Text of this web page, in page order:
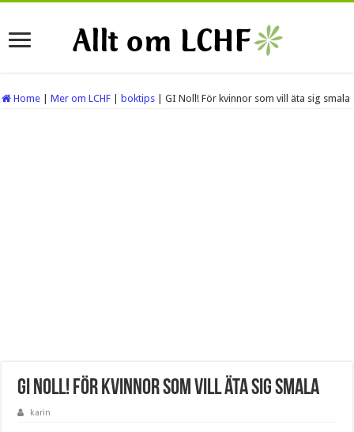
Home Mer om LCHF boktips GI Noll! För kvinnor som vill äta sig smala
GI Noll! För kvinnor som vill äta sig smala
karin